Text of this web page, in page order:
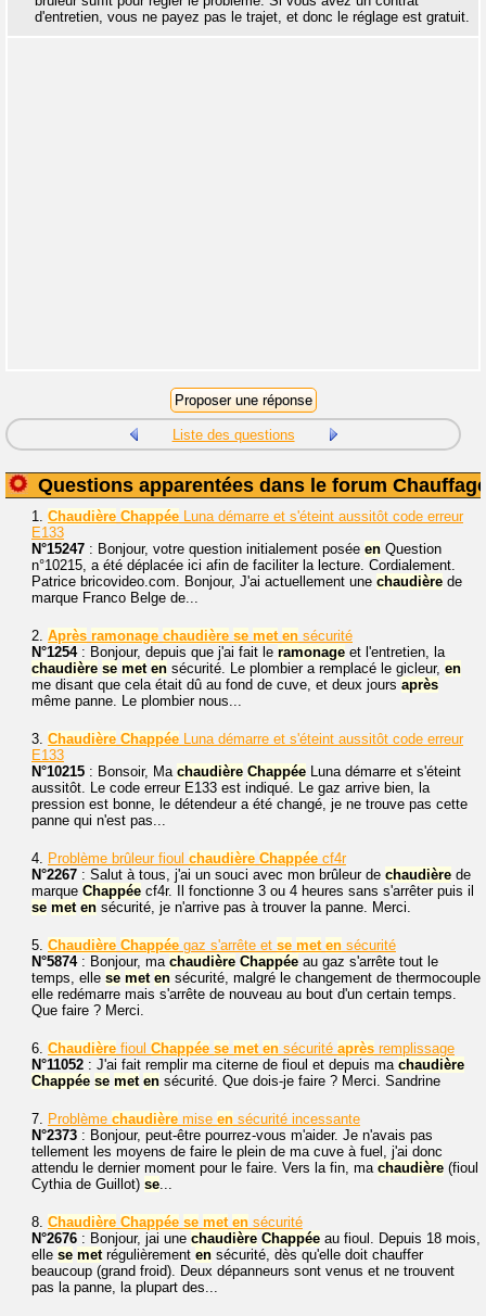
d'entretien, vous ne payez pas le trajet, et donc le réglage est gratuit.
Liste des questions
Questions apparentées dans le forum
1. Chaudière Chappée Luna démarre et s'éteint aussitôt code erreur
E133
N°15247 : Bonjour, votre question initialement posée en Question
n°10215, a été déplacée ici afin de faciliter la lecture. Cordialement.
Patrice bricovideo.com. Bonjour, J'ai actuellement une chaudière de
marque Franco Belge de...
2. Après ramonage chaudière se met en sécurité
N°1254: Bonjour, depuis que j'ai fait le ramonage et l'entretien, la
chaudière se met en sécurité. Le plombier a remplacé le gicleur, en
me disant que cela était dû au fond de cuve, et deux jours après
même panne. Le plombier nous...
3. Chaudière Chappée Luna démarre et s'éteint aussitôt code erreur
E133
N°10215 : Bonsoir, Ma chaudière Chappée Luna démarre et s'éteint
aussitôt. Le code erreur E133 est indiqué. Le gaz arrive bien, la
pression est bonne, le détendeur a été changé, je ne trouve pas cette
panne qui n'est pas...
4. Problème brûleur fioul chaudière Chappée cf4r
N°2267 : Salut à tous, j'ai un souci avec mon brûleur de chaudière de
marque Chappée cf4r. Il fonctionne 3 ou 4 heures sans s'arrêter puis il
se met en sécurité, je n'arrive pas à trouver la panne. Merci.
5. Chaudière Chappée gaz s'arrête et se met en sécurité
N°5874: Bonjour, ma chaudière Chappée au gaz s'arrête tout le
temps, elle se met en sécurité, malgré le changement de thermocouple
elle redémarre mais s'arrête de nouveau au bout d'un certain temps.
Que faire ? Merci.
6. Chaudière fioul Chappée se met en sécurité après remplissage
N°11052 : J'ai fait remplir ma citerne de fioul et depuis ma chaudière
Chappée se met en sécurité. Que dois-je faire ? Merci. Sandrine
7. Problème chaudière mise en sécurité incessante
N°2373 : Bonjour, peut-être pourrez-vous m'aider. Je n'avais pas
tellement les moyens de faire le plein de ma cuve à fuel, j'ai donc
attendu le dernier moment pour le faire. Vers la fin, ma chaudière (fioul
Cythia de Guillot) se...
8. Chaudière Chappée se met en sécurité
N°2676 : Bonjour, jai une chaudière Chappée au fioul. Depuis 18 mois,
elle se metrégulièrement en sécurité, dès qu'elle doit chauffer
beaucoup (grand froid). Deux dépanneurs sont venus et ne trouvent
pas la panne, la plupart des...